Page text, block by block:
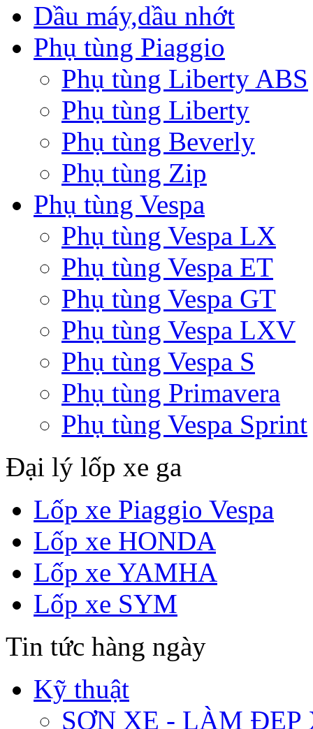
Dầu máy,dầu nhớt
Phụ tùng Piaggio
Phụ tùng Liberty ABS
Phụ tùng Liberty
Phụ tùng Beverly
Phụ tùng Zip
Phụ tùng Vespa
Phụ tùng Vespa LX
Phụ tùng Vespa ET
Phụ tùng Vespa GT
Phụ tùng Vespa LXV
Phụ tùng Vespa S
Phụ tùng Primavera
Phụ tùng Vespa Sprint
Đại lý lốp xe ga
Lốp xe Piaggio Vespa
Lốp xe HONDA
Lốp xe YAMHA
Lốp xe SYM
Tin tức hàng ngày
Kỹ thuật
SƠN XE - LÀM ĐẸP